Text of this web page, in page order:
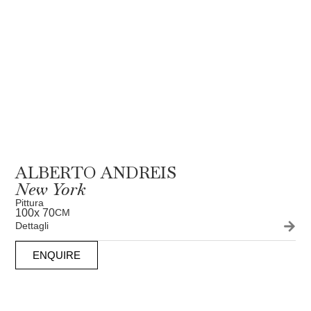
ALBERTO ANDREIS
New York
Pittura
100x 70CM
Dettagli
ENQUIRE